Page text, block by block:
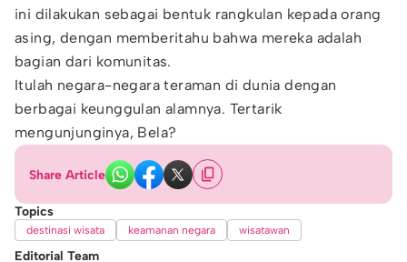
ini dilakukan sebagai bentuk rangkulan kepada orang
asing, dengan memberitahu bahwa mereka adalah
bagian dari komunitas.
Itulah negara-negara teraman di dunia dengan
berbagai keunggulan alamnya. Tertarik
mengunjunginya, Bela?
Share Article
Topics
destinasi wisata keamanan negara wisatawan
Editorial Team